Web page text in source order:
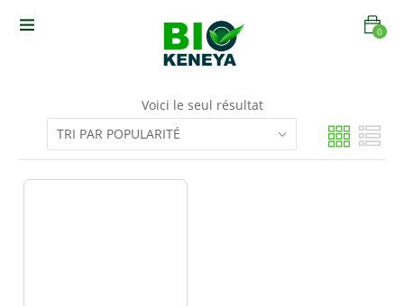
0
Voici le seul résultat